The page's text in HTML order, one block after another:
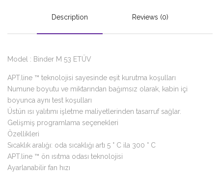
Description Reviews (0)
Model : Binder M 53 ETÜV
APT.line ™ teknolojisi sayesinde eşit kurutma koşulları
Numune boyutu ve miktarından bağımsız olarak, kabin içi
boyunca aynı test koşulları
Üstün ısı yalıtımı işletme maliyetlerinden tasarruf sağlar.
Gelişmiş programlama seçenekleri
Özellikleri
Sıcaklık aralığı: oda sıcaklığı artı 5 ° C ila 300 ° C
APT.line ™ ön ısıtma odası teknolojisi
Ayarlanabilir fan hızı